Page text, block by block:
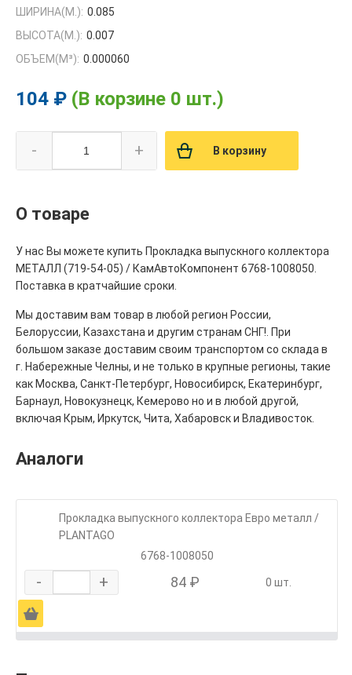
ШИРИНА(М.): 0.085
ВЫСОТА(М.): 0.007
ОБЪЕМ(M³): 0.000060
104 ₽ (В корзине 0 шт.)
- + В корзину
О товаре
У нас Вы можете купить Прокладка выпускного коллектора
МЕТАЛЛ (719-54-05) / КамАвтоКомпонент 6768-1008050.
Поставка в кратчайшие сроки.
Мы доставим вам товар в любой регион России,
Белоруссии, Казахстана и другим странам СНГ!. При
большом заказе доставим своим транспортом со склада в
г. Набережные Челны, и не только в крупные регионы, такие
как Москва, Санкт-Петербург, Новосибирск, Екатеринбург,
Барнаул, Новокузнецк, Кемерово но и в любой другой,
включая Крым, Иркутск, Чита, Хабаровск и Владивосток.
Аналоги
Прокладка выпускного коллектора Евро металл /
PLANTAGO
6768-1008050
- + 84 ₽ 0 шт.
Ä